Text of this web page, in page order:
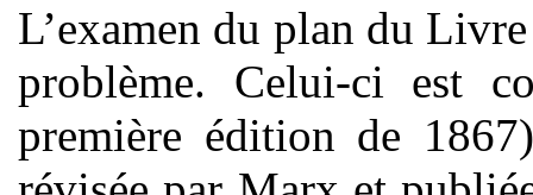
L’examen du plan du
problème. Celui-ci est
première édition de